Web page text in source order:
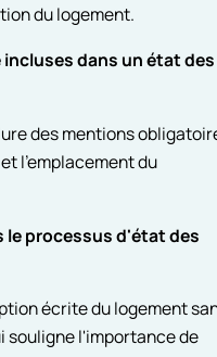
du logement.
dans un état des
des mentions
l'emplacement du
le processus d'état des
écrite du logement
souligne l'importance de